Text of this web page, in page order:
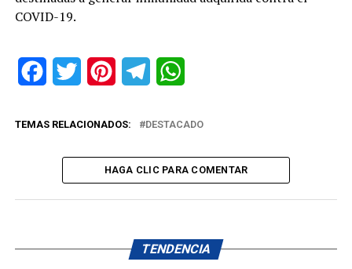
COVID-19.
FacebookTwitter PinterestTelegram
TEMAS RELACIONADOS: DESTACADO
HAGA CLIC PARA COMENTAR
TENDENCIA